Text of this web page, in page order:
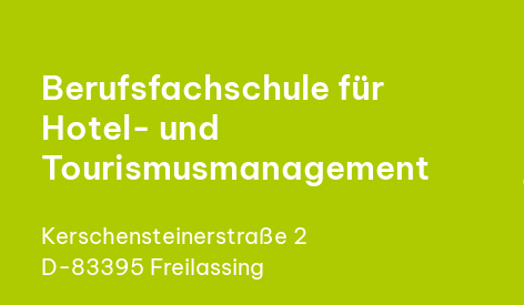
Berufsfachschule für
Hotel- und
Tourismusmanagement
Kerschensteinerstraße 2
D-83395 Freilassing